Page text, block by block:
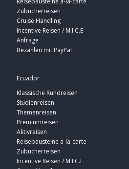
Zubucherreisen
Cruise Handling
Incentive Reisen / M.I.C.E
Anfrage
Bezahlen mit PayPal
Ecuador
Klassische Rundreisen
Studienreisen
Themenreisen
Premiumreisen
Aktivreisen
Reisebausteine a-la-carte
Zubucherreisen
Incentive Reisen / M.I.C.E